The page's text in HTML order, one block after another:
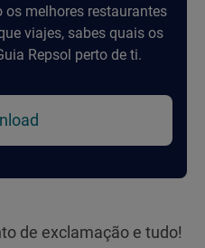
os melhores restaurantes
viajes, sabes quais os
Repsol perto de ti.
de exclamação e tudo!